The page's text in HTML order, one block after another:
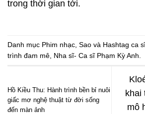
trong thời gian tới.
Danh mục Phim nhạc Sao và Hashtag ca
trình đam mê Nha sĩ- Ca sĩ Phạm Kỳ Anh
Hồ Kiều Thu: Hành trình bền bỉ nuôi
giấc mơ nghệ thuật từ đời sống
đến màn ảnh
khai
mô